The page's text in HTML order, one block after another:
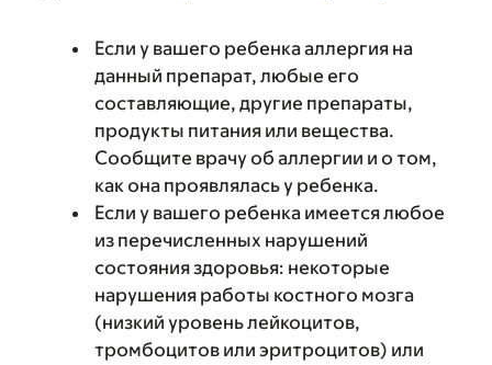
Если у вашего ребенка аллергия на
данный препарат, любые его
составляющие, другие препараты,
продукты питания или вещества.
Сообщите врачу об аллергии и о том,
как она проявлялась у ребенка.
Если у вашего ребенка имеется любое
из перечисленных нарушений
состояния здоровья: некоторые
нарушения работы костного мозга
(низкий уровень лейкоцитов,
тромбоцитов или эритроцитов) или